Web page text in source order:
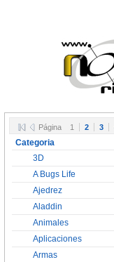
Página 1 2 3
Categoria
3D
A Bugs Life
Ajedrez
Aladdin
Animales
Aplicaciones
Armas